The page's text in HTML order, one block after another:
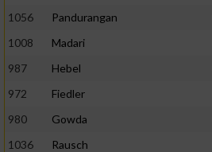
1056
Pandurangan
1008
Madari
987
Hebel
972
Fiedler
980
Gowda
1036
Rausch